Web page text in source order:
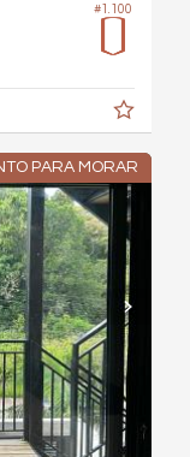
#1.100
PARA MORAR